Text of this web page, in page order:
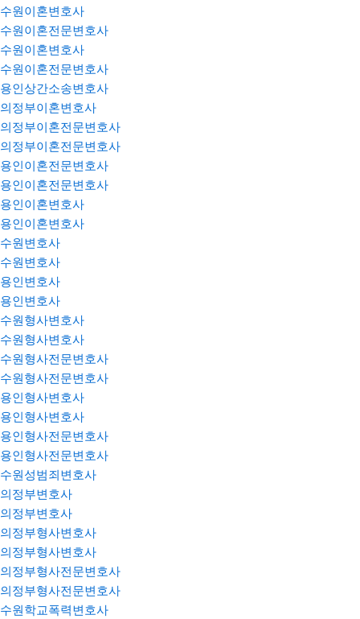
수원이혼변호사
수원이혼전문변호사
수원이혼변호사
수원이혼전문변호사
용인상간소송변호사
의정부이혼변호사
의정부이혼전문변호사
의정부이혼전문변호사
용인이혼전문변호사
용인이혼전문변호사
용인이혼변호사
용인이혼변호사
수원변호사
수원변호사
용인변호사
용인변호사
수원형사변호사
수원형사변호사
수원형사전문변호사
수원형사전문변호사
용인형사변호사
용인형사변호사
용인형사전문변호사
용인형사전문변호사
수원성범죄변호사
의정부변호사
의정부변호사
의정부형사변호사
의정부형사변호사
의정부형사전문변호사
의정부형사전문변호사
수원학교폭력변호사